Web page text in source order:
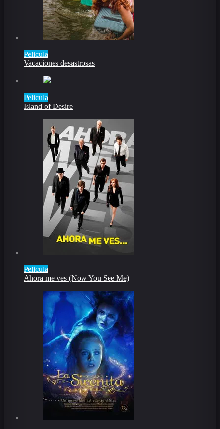
Pelicula
Vacaciones desastrosas
Pelicula
Island of Desire
Pelicula
Ahora me ves (Now You See Me)